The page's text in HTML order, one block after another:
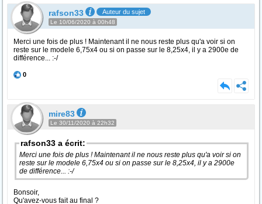
rafson33 Auteur du sujet
Le 10/06/2020 à 00h48
Merci une fois de plus ! Maintenant il ne nous reste plus qu'a voir si on
reste sur le modele 6,75x4 ou si on passe sur le 8,25x4, il y a 2900e de
différence... :-/
0
mire83
Le 30/11/2020 à 22h32
rafson33 a écrit:
Merci une fois de plus ! Maintenant il ne nous reste plus qu'a voir si on
reste sur le modele 6,75x4 ou si on passe sur le 8,25x4, il y a 2900e
de différence... :-/
Bonsoir,
Qu'avez-vous fait au final ?